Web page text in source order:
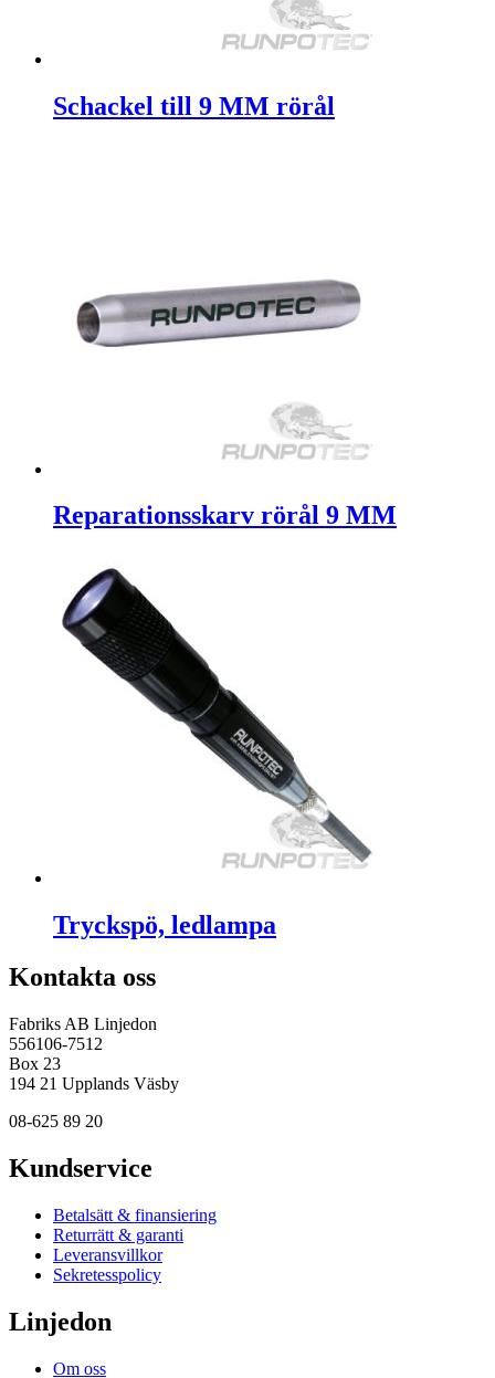
Schackel till 9 MM rörål
Reparationsskarv rörål 9 MM
Tryckspö, ledlampa
Kontakta oss
Fabriks AB Linjedon
556106-7512
Box 23
194 21 Upplands Väsby
08-625 89 20
Kundservice
Betalsätt & finansiering
Returrätt & garanti
Leveransvillkor
Sekretesspolicy
Linjedon
Om oss